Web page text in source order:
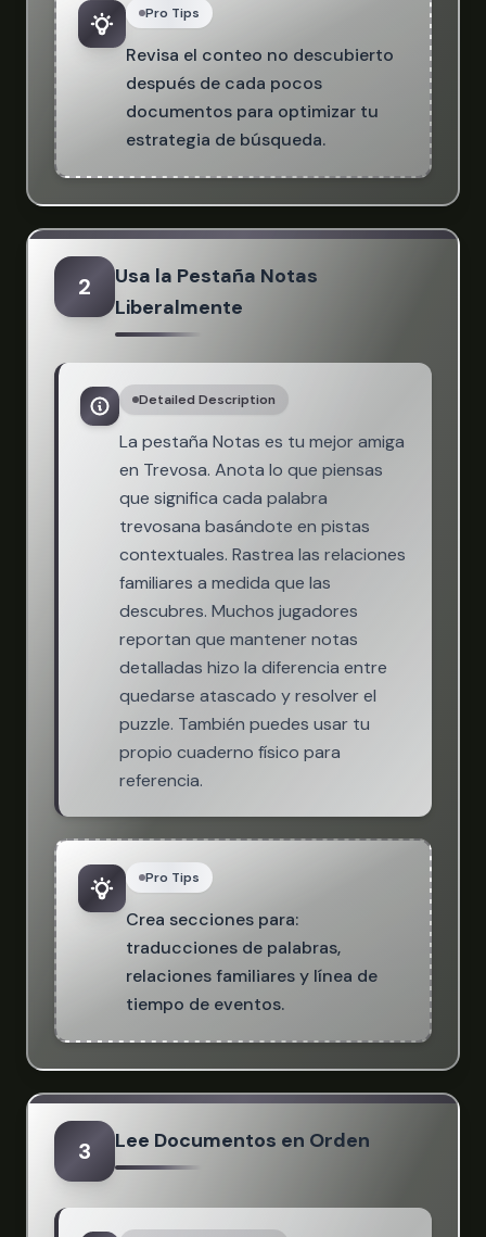
Pro Tips
Revisa el conteo no descubierto
después de cada pocos
documentos para optimizar tu
estrategia de búsqueda.
2
Usa la Pestaña Notas
Liberalmente
Detailed Description
La pestaña Notas es tu mejor amiga
en Trevosa. Anota lo que piensas
que significa cada palabra
trevosana basándote en pistas
contextuales. Rastrea las relaciones
familiares a medida que las
descubres. Muchos jugadores
reportan que mantener notas
detalladas hizo la diferencia entre
quedarse atascado y resolver el
puzzle. También puedes usar tu
propio cuaderno físico para
referencia.
Pro Tips
Crea secciones para:
traducciones de palabras,
relaciones familiares y línea de
tiempo de eventos.
3 Lee Documentos en Orden